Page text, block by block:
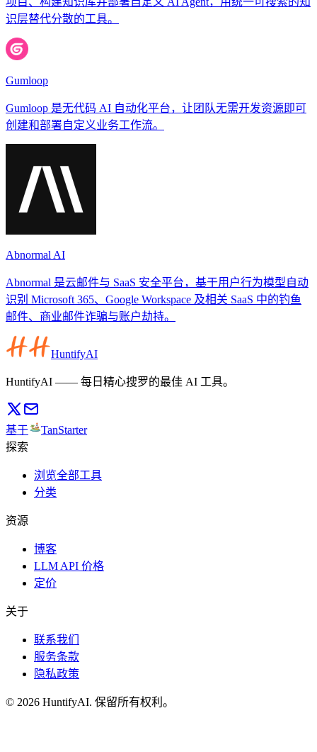
识层替代分散的工具。
Gumloop
Gumloop 是无代码 AI 自动化平台，让团队无需开发资源即可
创建和部署自定义业务工作流。
Abnormal AI
Abnormal 是云邮件与 SaaS 安全平台，基于用户行为模型自动
识别 Microsoft 365、Google Workspace 及相关 SaaS 中的钓鱼
邮件、商业邮件诈骗与账户劫持。
HuntifyAI
HuntifyAI —— 每日精心搜罗的最佳 AI 工具。
基于
TanStarter
探索
浏览全部工具
分类
资源
博客
LLM API 价格
定价
关于
联系我们
服务条款
隐私政策
© 2026 HuntifyAI. 保留所有权利。